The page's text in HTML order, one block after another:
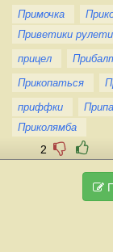
Примочка
Приветики
прицел
Прикопаться
приффки
Приколямба
2